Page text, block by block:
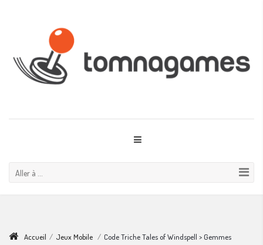
Aller à ...
Accueil / Jeux Mobile / Code Triche Tales of Windspell > Gemmes